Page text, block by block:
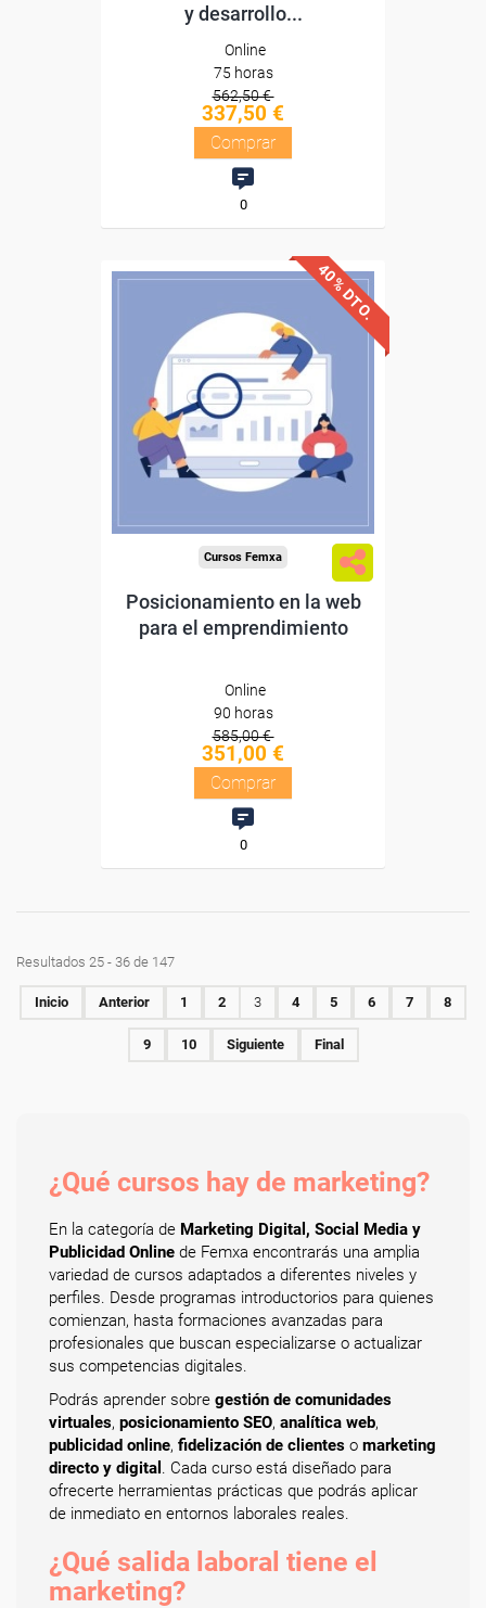
y desarrollo...
Online
75 horas
562,50 €
337,50 €
Comprar
0
40% DTO.
Descuentos especiales
Sin requisitos de acceso
Diploma
Cursos Femxa
Posicionamiento en la web
para el emprendimiento
Online
90 horas
585,00 €
351,00 €
Comprar
0
Resultados 25 - 36 de 147
Inicio Anterior 1 2 3 4 5 6 7 8
9 10 Siguiente Final
¿Qué cursos hay de marketing?
En la categoría de Marketing Digital, Social Media y
Publicidad Online de Femxa encontrarás una amplia
variedad de cursos adaptados a diferentes niveles y
perfiles. Desde programas introductorios para quienes
comienzan, hasta formaciones avanzadas para
profesionales que buscan especializarse o actualizar
sus competencias digitales.
Podrás aprender sobre gestión de comunidades
virtuales, posicionamiento SEO, analítica web,
publicidad online, fidelización de clientes o marketing
directo y digital . Cada curso está diseñado para
ofrecerte herramientas prácticas que podrás aplicar
de inmediato en entornos laborales reales.
¿Qué salida laboral tiene el
marketing?